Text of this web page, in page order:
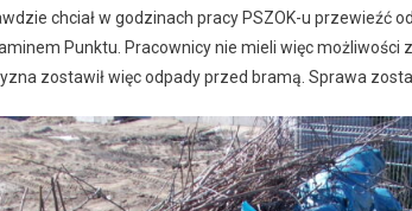
chciał w godzinach pracy PSZOK-u przewieźć
Punktu. Pracownicy nie mieli więc możliwości
zostawił więc odpady przed bramą. Sprawa